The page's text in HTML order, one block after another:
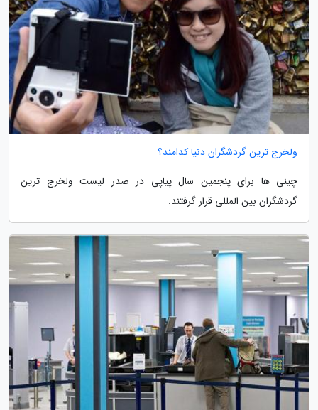
ولخرج ترین گردشگران دنیا کدامند؟
چینی ها برای پنجمین سال پیاپی در صدر لیست ولخرج ترین
گردشگران بین المللی قرار گرفتند.